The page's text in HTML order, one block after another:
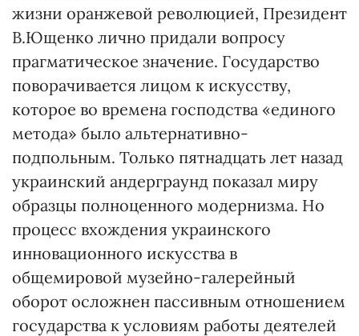
жизни оранжевой революцией, Президент
В.Ющенко лично придали вопросу
прагматическое значение. Государство
поворачивается лицом к искусству,
которое во времена господства «единого
метода» было альтернативно-
подпольным. Только пятнадцать лет назад
украинский андерграунд показал миру
образцы полноценного модернизма. Но
процесс вхождения украинского
инновационного искусства в
общемировой музейно-галерейный
оборот осложнен пассивным отношением
государства к условиям работы деятелей